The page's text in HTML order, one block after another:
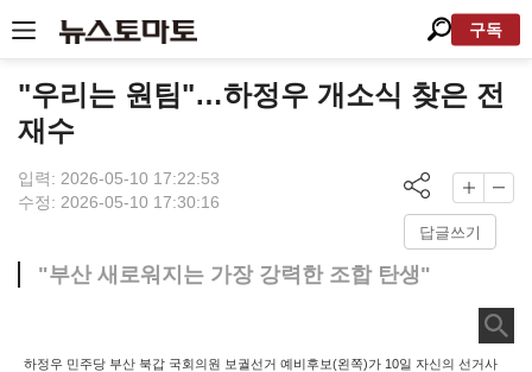
구독
"우리는 원팀"…하정우 개소식 찾은 전
재수
입력: 2026-05-10 17:22:53
수정: 2026-05-10 17:30:16
답글쓰기
"부산 새로워지는 가장 강력한 조합 탄생"
하정우 민주당 부산 북갑 국회의원 보궐선거 예비후보(왼쪽)가 10일 자신의 선거사